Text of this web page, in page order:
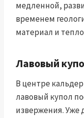
медленной,
временем
материал и
Лавовый
В центре
лавовый купол
извержения. Уже